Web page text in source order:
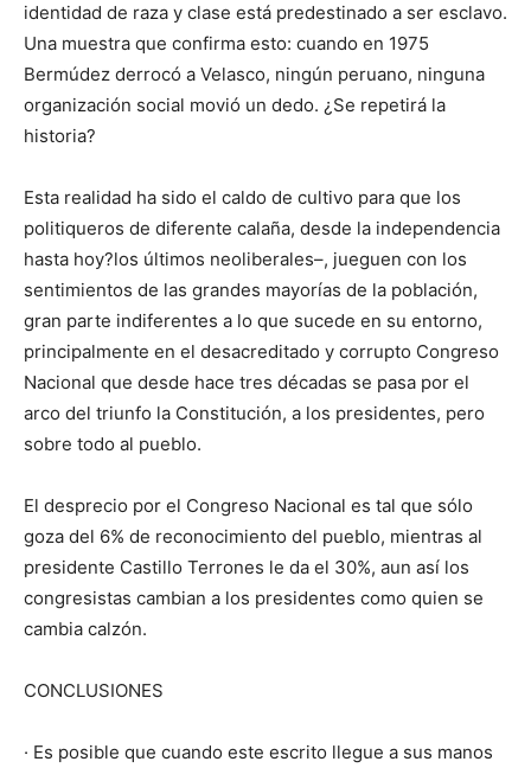
identidad de raza y clase está predestinado a ser esclavo.
Una muestra que confirma esto: cuando en 1975
Bermúdez derrocó a Velasco, ningún peruano, ninguna
organización social movió un dedo. ¿Se repetirá la
historia?
Esta realidad ha sido el caldo de cultivo para que los
politiqueros de diferente calaña, desde la independencia
hasta hoy?los últimos neoliberales–, jueguen con los
sentimientos de las grandes mayorías de la población,
gran parte indiferentes a lo que sucede en su entorno,
principalmente en el desacreditado y corrupto Congreso
Nacional que desde hace tres décadas se pasa por el
arco del triunfo la Constitución, a los presidentes, pero
sobre todo al pueblo.
El desprecio por el Congreso Nacional es tal que sólo
goza del 6% de reconocimiento del pueblo, mientras al
presidente Castillo Terrones le da el 30%, aun así los
congresistas cambian a los presidentes como quien se
cambia calzón.
CONCLUSIONES
· Es posible que cuando este escrito llegue a sus manos